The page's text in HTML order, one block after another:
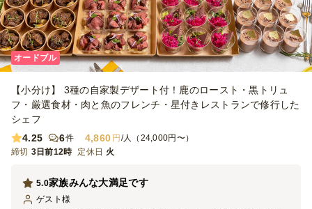
オードブル
【小分け】 3種の自家製デザート付！鹿のロースト・黒トリュ
フ・厳選食材・肉と魚のフレンチ・星付きレストランで修行した
シェフ
4.25
6件 4,860 円 /人（24,000円〜）
締切 3日前12時 定休日 火
家族みんな大満足です
5.0
ゲスト 様